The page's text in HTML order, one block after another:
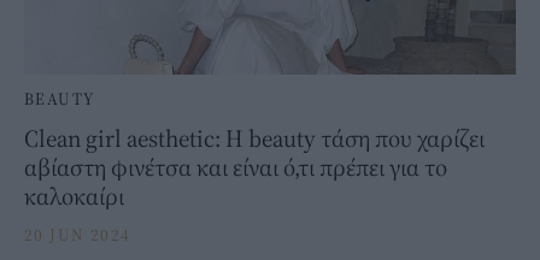
BEAUTY
Clean girl aesthetic: H beauty τάση που χαρίζει
αβίαστη φινέτσα και είναι ό,τι πρέπει για το
καλοκαίρι
20 JUN 2024